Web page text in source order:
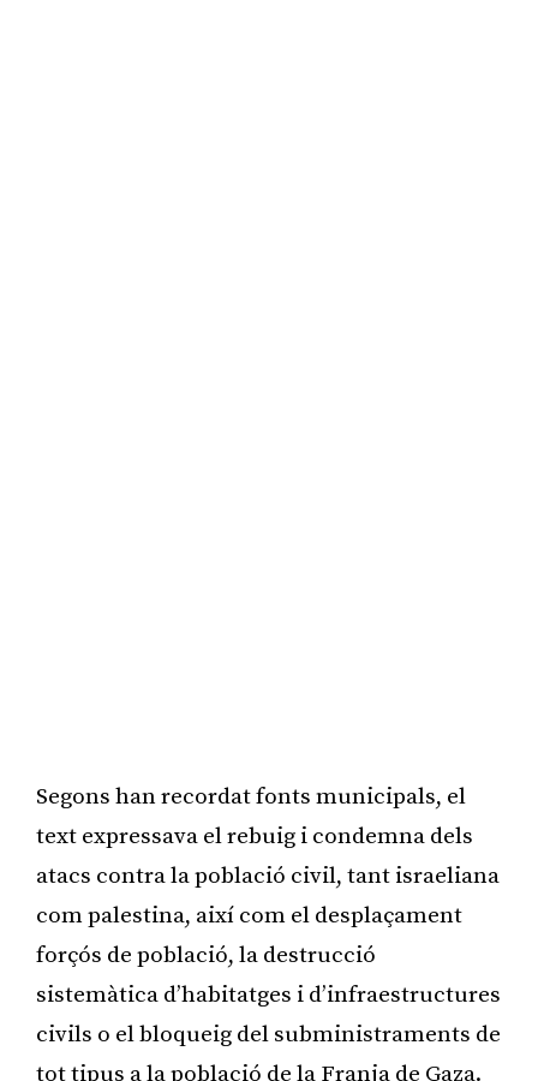
Segons han recordat fonts municipals, el
text expressava el rebuig i condemna dels
atacs contra la població civil, tant israeliana
com palestina, així com el desplaçament
forçós de població, la destrucció
sistemàtica d’habitatges i d’infraestructures
civils o el bloqueig del subministraments de
tot tipus a la població de la Franja de Gaza.